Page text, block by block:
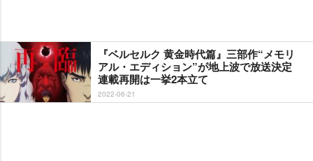
『ベルセルク 黄金時代篇』三部作“メモリ
アル・エディション”が地上波で放送決定
連載再開は一挙2本立て
2022-06-21